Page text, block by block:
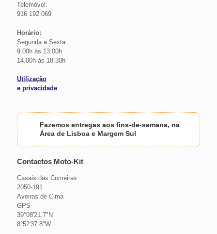
Telemóvel:
916 192 069
Horário:
Segunda a Sexta
9.00h às 13.00h
14.00h às 18.30h
Utilização
e privacidade
Fazemos entregas aos fins-de-semana, na
Área de Lisboa e Margem Sul
Contactos Moto-Kit
Casais das Comeiras
2050-191
Aveiras de Cima
GPS
39°08'21.7"N
8°52'37.8"W